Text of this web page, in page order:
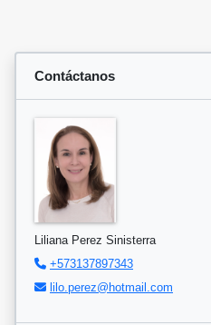
Contáctanos
Liliana Perez Sinisterra
+573137897343
lilo.perez@hotmail.com